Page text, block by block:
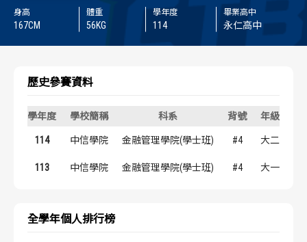
球隊資訊
歷屆冠軍
歷屆個人獎得主
球隊資訊
歷屆冠軍
歷屆個人獎得主
新聞
身高
167CM
體重
56KG
學年度
114
畢業高中
永仁高中
歷史參賽資料
學年度 學校簡稱 科系 背號 年級
114 中信學院 金融管理學院(學士班) #4 大二
113 中信學院 金融管理學院(學士班) #4 大一
全學年個人排行榜